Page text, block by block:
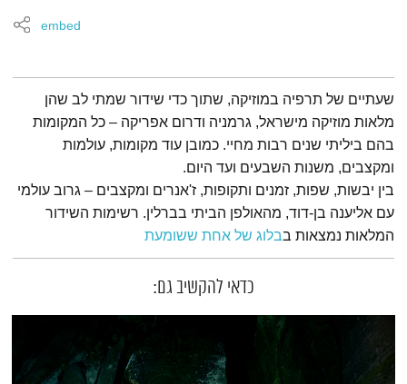
embed
תמצית הפודקאסט
שעתיים של תרפיה במוזיקה, שתוך כדי שידור שמתי לב שהן
מלאות מוזיקה מישראל, גרמניה ודרום אפריקה – כל המקומות
בהם ביליתי שנים רבות מחיי. כמובן עוד מקומות, עולמות
ומקצבים, משנות השבעים ועד היום.
בין יבשות, שפות, זמנים ותקופות, ז'אנרים ומקצבים – גרוב עולמי
עם אליענה בן-דוד, מהאולפן הביתי בברלין. רשימות השידור
המלאות נמצאות בבלוג של אחת ששומעת
כדאי להקשיב גם: